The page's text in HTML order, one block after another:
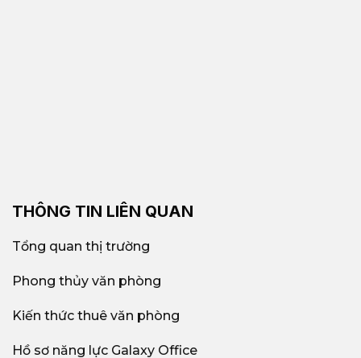
THÔNG TIN LIÊN QUAN
Tổng quan thị trường
Phong thủy văn phòng
Kiến thức thuê văn phòng
Hồ sơ năng lực Galaxy Office